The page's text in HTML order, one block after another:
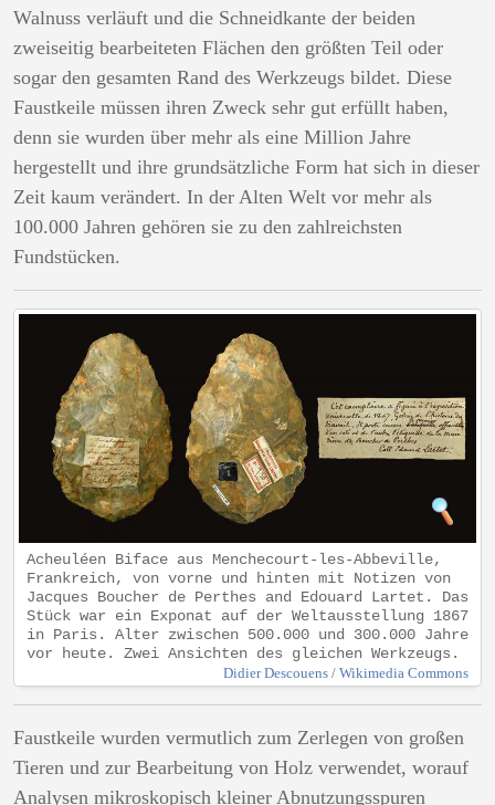
Walnuss verläuft und die Schneidkante der beiden
zweiseitig bearbeiteten Flächen den größten Teil oder
sogar den gesamten Rand des Werkzeugs bildet. Diese
Faustkeile müssen ihren Zweck sehr gut erfüllt haben,
denn sie wurden über mehr als eine Million Jahre
hergestellt und ihre grundsätzliche Form hat sich in dieser
Zeit kaum verändert. In der Alten Welt vor mehr als
100.000 Jahren gehören sie zu den zahlreichsten
Fundstücken.
Acheuléen Biface aus Menchecourt-les-Abbeville,
Frankreich, von vorne und hinten mit Notizen von
Jacques Boucher de Perthes and Edouard Lartet. Das
Stück war ein Exponat auf der Weltausstellung 1867
in Paris. Alter zwischen 500.000 und 300.000 Jahre
vor heute. Zwei Ansichten des gleichen Werkzeugs.
Didier Descouens / Wikimedia Commons
Faustkeile wurden vermutlich zum Zerlegen von großen
Tieren und zur Bearbeitung von Holz verwendet, worauf
Analysen mikroskopisch kleiner Abnutzungsspuren